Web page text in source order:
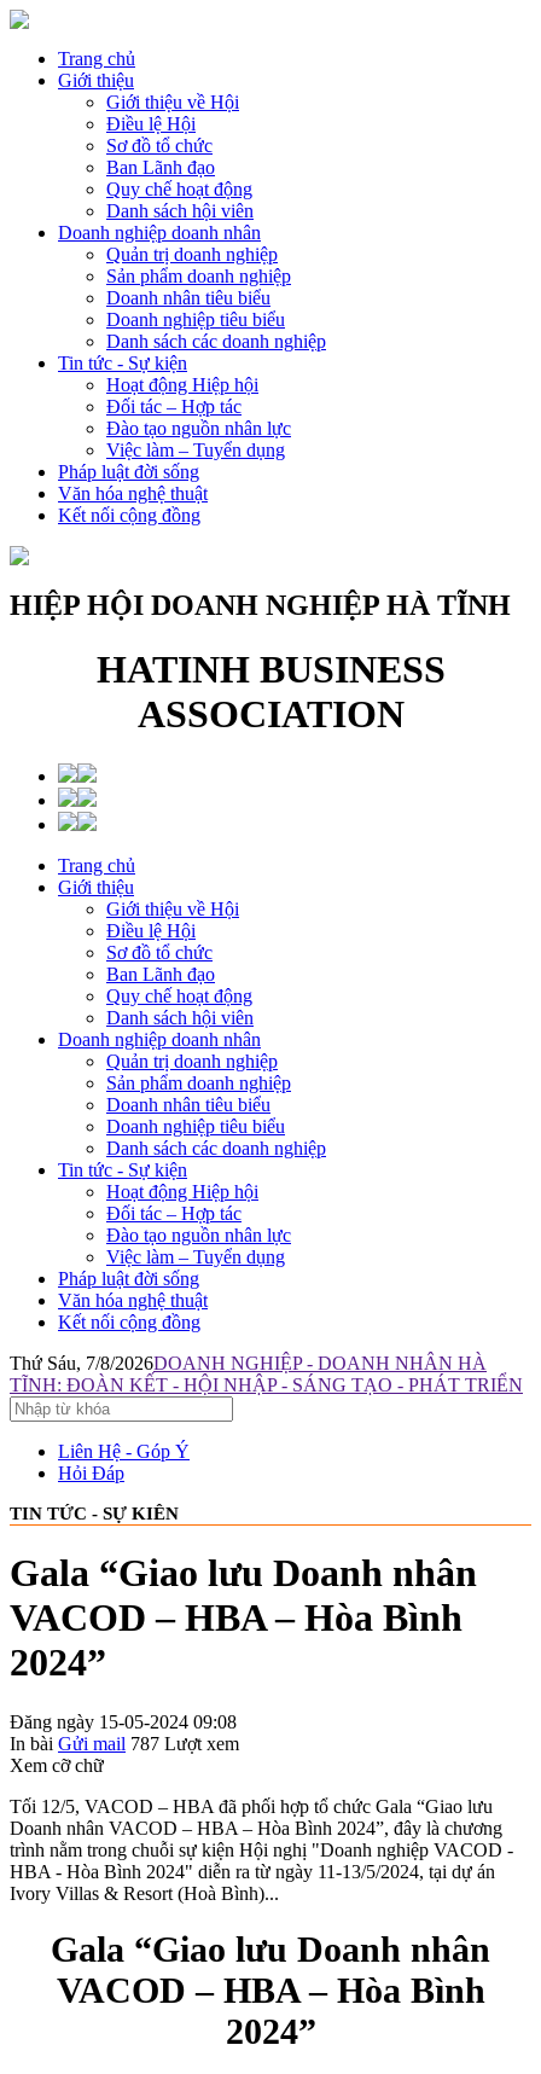
Trang chủ
Giới thiệu
Giới thiệu về Hội
Điều lệ Hội
Sơ đồ tổ chức
Ban Lãnh đạo
Quy chế hoạt động
Danh sách hội viên
Doanh nghiệp doanh nhân
Quản trị doanh nghiệp
Sản phẩm doanh nghiệp
Doanh nhân tiêu biểu
Doanh nghiệp tiêu biểu
Danh sách các doanh nghiệp
Tin tức - Sự kiện
Hoạt động Hiệp hội
Đối tác – Hợp tác
Đào tạo nguồn nhân lực
Việc làm – Tuyển dụng
Pháp luật đời sống
Văn hóa nghệ thuật
Kết nối cộng đồng
HIỆP HỘI DOANH NGHIỆP HÀ TĨNH
HATINH BUSINESS
ASSOCIATION
Trang chủ
Giới thiệu
Giới thiệu về Hội
Điều lệ Hội
Sơ đồ tổ chức
Ban Lãnh đạo
Quy chế hoạt động
Danh sách hội viên
Doanh nghiệp doanh nhân
Quản trị doanh nghiệp
Sản phẩm doanh nghiệp
Doanh nhân tiêu biểu
Doanh nghiệp tiêu biểu
Danh sách các doanh nghiệp
Tin tức - Sự kiện
Hoạt động Hiệp hội
Đối tác – Hợp tác
Đào tạo nguồn nhân lực
Việc làm – Tuyển dụng
Pháp luật đời sống
Văn hóa nghệ thuật
Kết nối cộng đồng
Thứ Sáu, 7/8/2026DOANH NGHIỆP - DOANH NHÂN HÀ
TĨNH: ĐOÀN KẾT - HỘI NHẬP - SÁNG TẠO - PHÁT TRIỂN
Liên Hệ - Góp Ý
Hỏi Đáp
TIN TỨC - SỰ KIÊN
Gala “Giao lưu Doanh nhân
VACOD – HBA – Hòa Bình
2024”
Đăng ngày 15-05-2024 09:08
In bài Gửi mail 787 Lượt xem
Xem cỡ chữ
Tối 12/5, VACOD – HBA đã phối hợp tổ chức Gala “Giao lưu
Doanh nhân VACOD – HBA – Hòa Bình 2024”, đây là chương
trình nằm trong chuỗi sự kiện Hội nghị "Doanh nghiệp VACOD -
HBA - Hòa Bình 2024" diễn ra từ ngày 11-13/5/2024, tại dự án
Ivory Villas & Resort (Hoà Bình)...
Gala “Giao lưu Doanh nhân
VACOD – HBA – Hòa Bình
2024”